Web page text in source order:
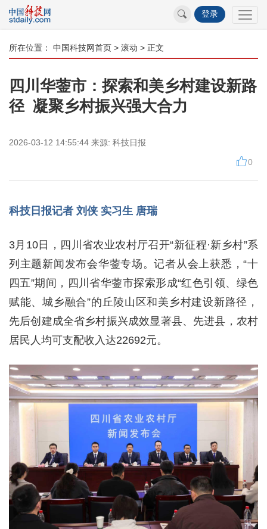
登录
所在位置： 中国科技网首页 > 滚动 > 正文
四川华蓥市：探索和美乡村建设新路
径 凝聚乡村振兴强大合力
2026-03-12 14:55:44 来源: 科技日报
0
科技日报记者 刘侠 实习生 唐瑞
3月10日，四川省农业农村厅召开“新征程·新乡村”系
列主题新闻发布会华蓥专场。记者从会上获悉，“十
四五”期间，四川省华蓥市探索形成“红色引领、绿色
赋能、城乡融合”的丘陵山区和美乡村建设新路径，
先后创建成全省乡村振兴成效显著县、先进县，农村
居民人均可支配收入达22692元。